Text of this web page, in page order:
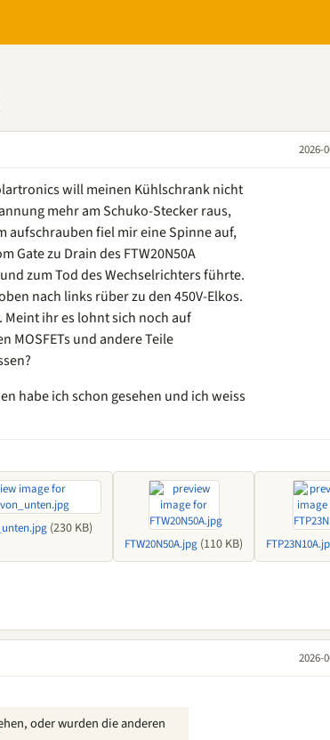
2026-
will meinen Kühlschrank nicht
mehr am Schuko-Stecker raus,
aufschrauben fiel mir eine Spinne auf,
Gate zu Drain des FTW20N50A
zum Tod des Wechselrichters führte.
nach links rüber zu den 450V-Elkos.
Meint ihr es lohnt sich noch auf
MOSFETs und andere Teile
habe ich schon gesehen und ich weiss
(230 KB)
FTW20N50A.jpg (110 KB)
2026-
oder wurden die anderen